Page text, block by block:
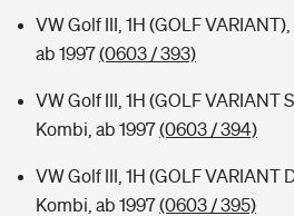
VW Golf III, 1H (GOLF
ab 1997(0603 / 393)
VW Golf III, 1H (GOLF VARIANT
Kombi, ab 1997(0603 / 394)
VW Golf III, 1H (GOLF VARIANT
Kombi, ab 1997(0603 / 395)